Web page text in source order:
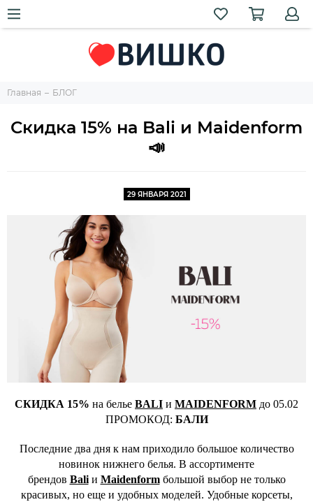
Главная БЛОГ
Скидка 15% на Bali и Maidenform
📣
29 ЯНВАРЯ 2021
СКИДКА 15% на белье BALI и MAIDENFORM до 05.02
ПРОМОКОД: БАЛИ
Последние два дня к нам приходило большое количество
новинок нижнего белья. В ассортименте
брендов Baliи Maidenformбольшой выбор не только
красивых, но еще и удобных моделей. Удобные корсеты,